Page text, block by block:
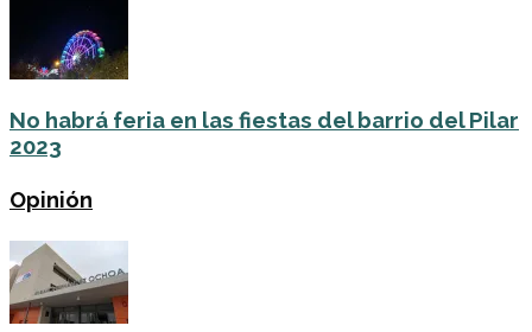
No habrá feria en las fiestas del barrio del Pilar
2023
Opinión